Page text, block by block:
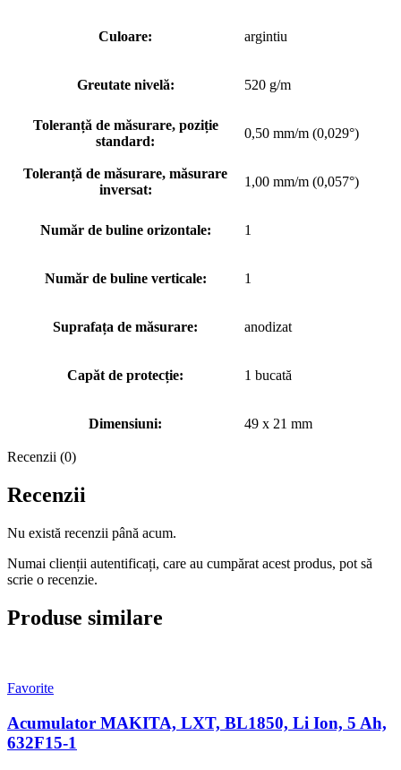
Culoare: argintiu
Greutate nivelă: 520 g/m
Toleranță de măsurare, poziție
standard:
0,50 mm/m (0,029°)
Toleranță de măsurare, măsurare
inversat:
1,00 mm/m (0,057°)
Număr de buline orizontale: 1
Număr de buline verticale: 1
Suprafața de măsurare: anodizat
Capăt de protecție: 1 bucată
Dimensiuni: 49 x 21 mm
Recenzii (0)
Recenzii
Nu există recenzii până acum.
Numai clienții autentificați, care au cumpărat acest produs, pot să
scrie o recenzie.
Produse similare
Favorite
Acumulator MAKITA, LXT, BL1850, Li Ion, 5 Ah,
632F15-1